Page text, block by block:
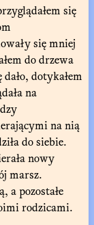
się
się mniej
do drzewa
dotykałem
na
na nią
do siebie.
nowy
marsz.
a pozostałe
rodzicami.